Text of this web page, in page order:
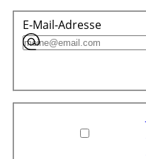
E-Mail-Adresse